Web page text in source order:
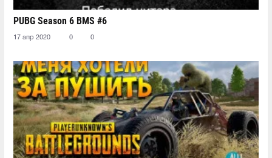
PUBG Season 6 BMS #6
17 апр 2020 0 0